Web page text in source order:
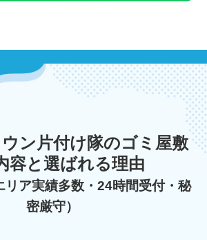
ン片付け隊のゴミ屋敷
容と選ばれる理由
リア実績多数・24時間受付・秘
密厳守）